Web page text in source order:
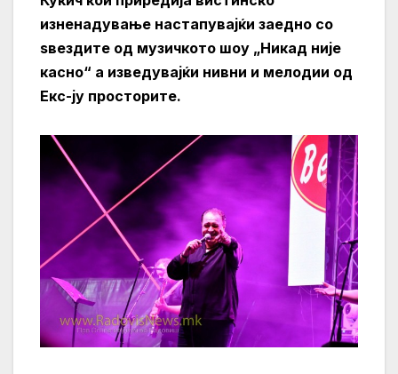
изненадување настапувајќи заедно со
ѕвездите од музичкото шоу „Никад није
касно“ а изведувајќи нивни и мелодии од
Екс-ју просторите.